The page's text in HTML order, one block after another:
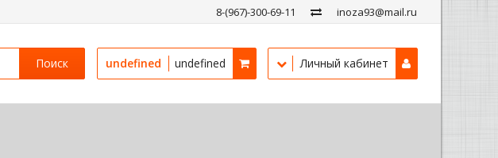
8-(967)-300-69-11 inoza93@mail.ru
Поиск undefined undefined Личный кабинет